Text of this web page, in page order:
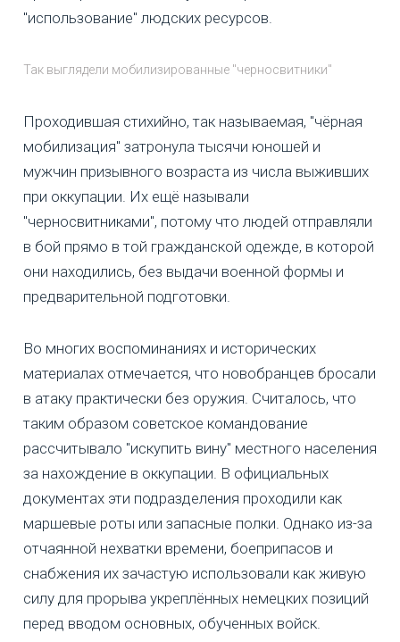
"использование" людских ресурсов.
Так выглядели мобилизированные "черносвитники"
Проходившая стихийно, так называемая, "чёрная
мобилизация" затронула тысячи юношей и
мужчин призывного возраста из числа выживших
при оккупации. Их ещё называли
"черносвитниками", потому что людей отправляли
в бой прямо в той гражданской одежде, в которой
они находились, без выдачи военной формы и
предварительной подготовки.
Во многих воспоминаниях и исторических
материалах отмечается, что новобранцев бросали
в атаку практически без оружия. Считалось, что
таким образом советское командование
рассчитывало "искупить вину" местного населения
за нахождение в оккупации. В официальных
документах эти подразделения проходили как
маршевые роты или запасные полки. Однако из-за
отчаянной нехватки времени, боеприпасов и
снабжения их зачастую использовали как живую
силу для прорыва укреплённых немецких позиций
перед вводом основных, обученных войск.